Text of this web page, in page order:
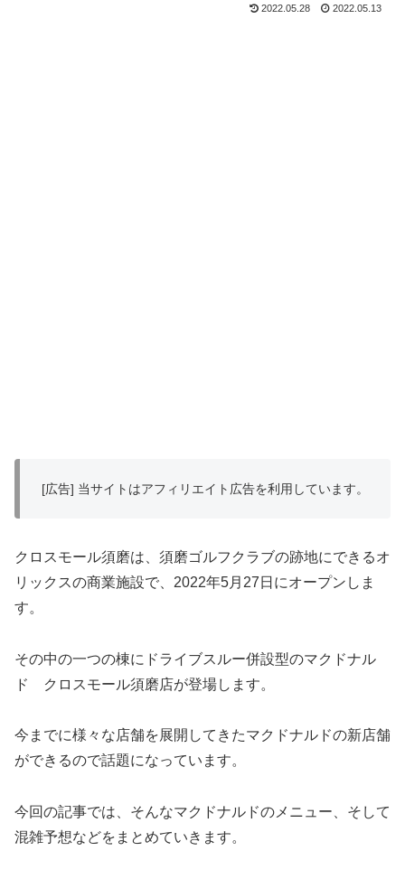
2022.05.28 2022.05.13
[広告] 当サイトはアフィリエイト広告を利用しています。
クロスモール須磨は、須磨ゴルフクラブの跡地にできるオ
リックスの商業施設で、2022年5月27日にオープンしま
す。
その中の一つの棟にドライブスルー併設型のマクドナル
ド クロスモール須磨店が登場します。
今までに様々な店舗を展開してきたマクドナルドの新店舗
ができるので話題になっています。
今回の記事では、そんなマクドナルドのメニュー、そして
混雑予想などをまとめていきます。